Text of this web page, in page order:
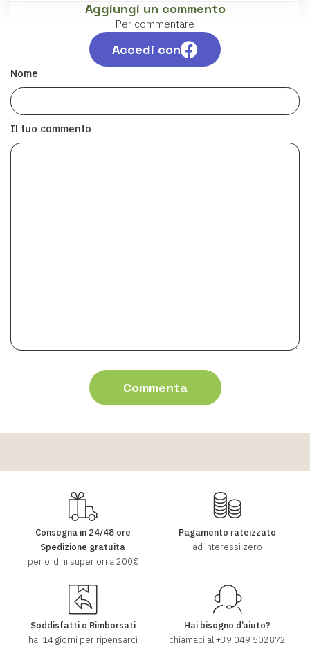
Aggiungi un commento
Per commentare
Accedi con
Nome
Il tuo commento
Consegna in 24/48 ore
Spedizione gratuita
per ordini superiori a 200€
Pagamento rateizzato
ad interessi zero
Soddisfatti o Rimborsati
hai 14 giorni per ripensarci
Hai bisogno d’aiuto?
chiamaci al+39 049 502872